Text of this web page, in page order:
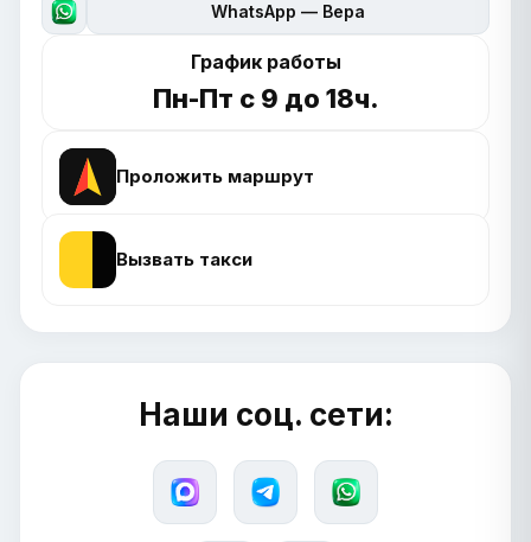
WhatsApp — Вера
График работы
Пн-Пт с 9 до 18ч.
Проложить маршрут
Вызвать такси
Наши соц. сети: